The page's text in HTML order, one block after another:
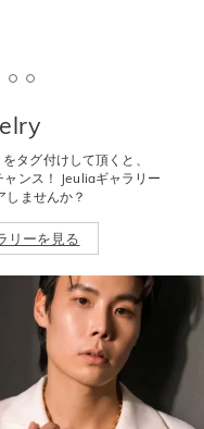
タグ付けして頂くと、
ンス！ Jeuliaギャラリー
しませんか？
リーを見る